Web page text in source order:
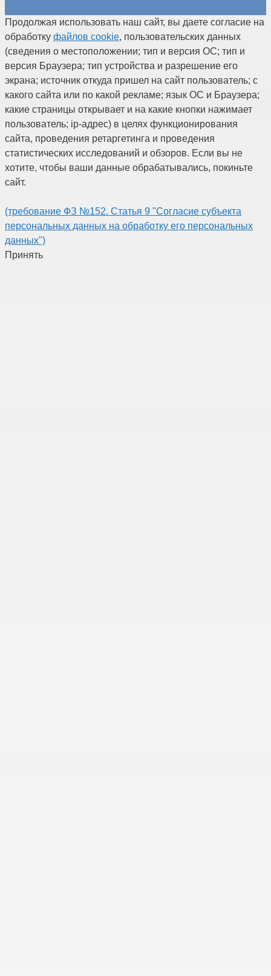
Продолжая использовать наш сайт, вы даете согласие на
обработку файлов cookie, пользовательских данных
(сведения о местоположении; тип и версия ОС; тип и
версия Браузера; тип устройства и разрешение его
экрана; источник откуда пришел на сайт пользователь; с
какого сайта или по какой рекламе; язык ОС и Браузера;
какие страницы открывает и на какие кнопки нажимает
пользователь; ip-адрес) в целях функционирования
сайта, проведения ретаргетинга и проведения
статистических исследований и обзоров. Если вы не
хотите, чтобы ваши данные обрабатывались, покиньте
сайт.
(требование ФЗ №152. Статья 9 "Согласие субъекта
персональных данных на обработку его персональных
данных")
Принять